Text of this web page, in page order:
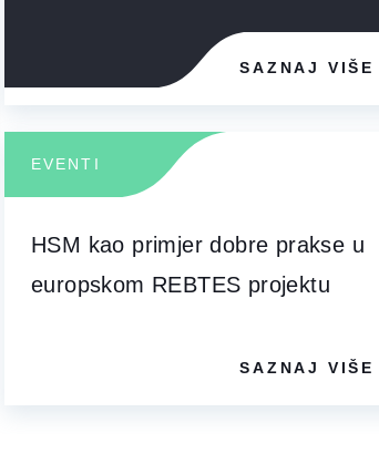
SAZNAJ VIŠE
EVENTI
HSM kao primjer dobre prakse u
europskom REBTES projektu
SAZNAJ VIŠE